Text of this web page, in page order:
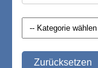
Zurücksetzen